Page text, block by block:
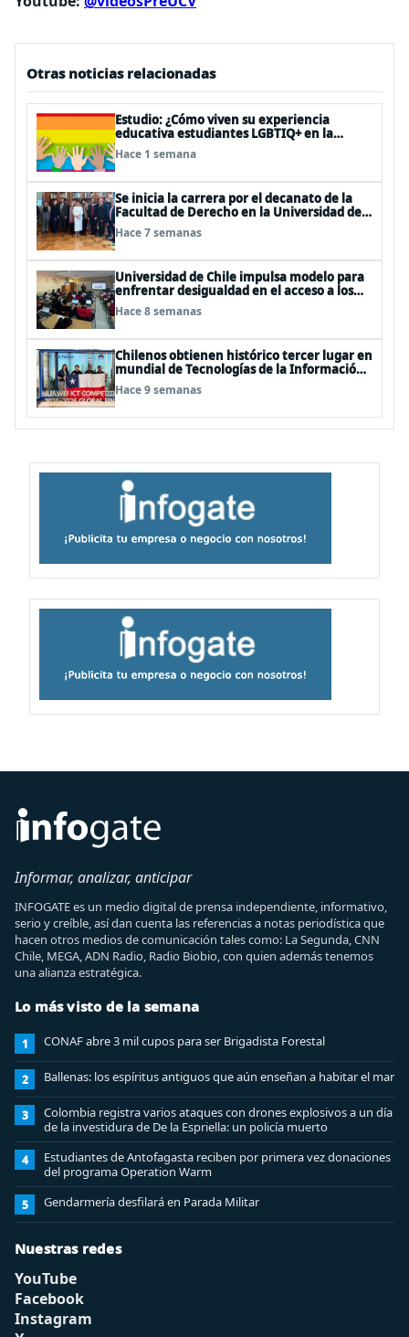
Otras noticias relacionadas
Estudio: ¿Cómo viven su experiencia
educativa estudiantes LGBTIQ+ en la
universidad?
Hace 1 semana
Se inicia la carrera por el decanato de la
Facultad de Derecho en la Universidad de
Chile
Hace 7 semanas
Universidad de Chile impulsa modelo para
enfrentar desigualdad en el acceso a los
cursos electivos del plan de formación
diferenciada en enseñanza media
Hace 8 semanas
Chilenos obtienen histórico tercer lugar en
mundial de Tecnologías de la Información
en China
Hace 9 semanas
Informar, analizar, anticipar
INFOGATE es un medio digital de prensa independiente, informativo,
serio y creíble, así dan cuenta las referencias a notas periodística que
hacen otros medios de comunicación tales como: La Segunda, CNN
Chile, MEGA, ADN Radio, Radio Biobio, con quien además tenemos
una alianza estratégica.
Lo más visto de la semana
1 CONAF abre 3 mil cupos para ser Brigadista Forestal
2 Ballenas: los espíritus antiguos que aún enseñan a habitar el mar
3
Colombia registra varios ataques con drones explosivos a un día
de la investidura de De la Espriella: un policía muerto
4
Estudiantes de Antofagasta reciben por primera vez donaciones
del programa Operation Warm
5 Gendarmería desfilará en Parada Militar
Nuestras redes
YouTube
Facebook
Instagram